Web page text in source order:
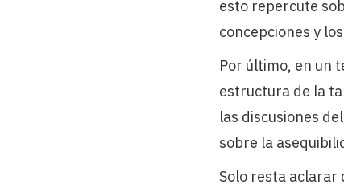
esto repercute
concepciones y
Por último, en un
estructura de la
las discusiones
sobre la
Solo resta aclarar